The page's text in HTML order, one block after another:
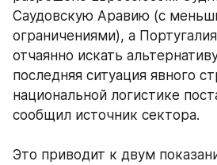
Саудовскую Аравию (с
ограничениями), а
отчаянно искать
последняя ситуация явного
национальной логистике
сообщил источник сектора.
Это приводит к двум